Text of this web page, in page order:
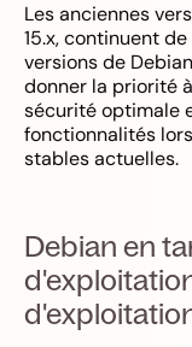
Les anciennes
15.x, continuent
versions de
donner la priorité
sécurité optimale
fonctionnalités
stables actuelles.
Debian en